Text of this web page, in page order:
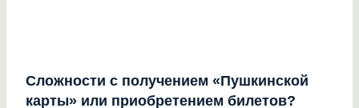
Сложности с получением «Пушкинской
карты» или приобретением билетов?